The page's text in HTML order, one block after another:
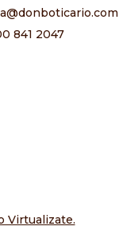
841 2047
Virtualizate.